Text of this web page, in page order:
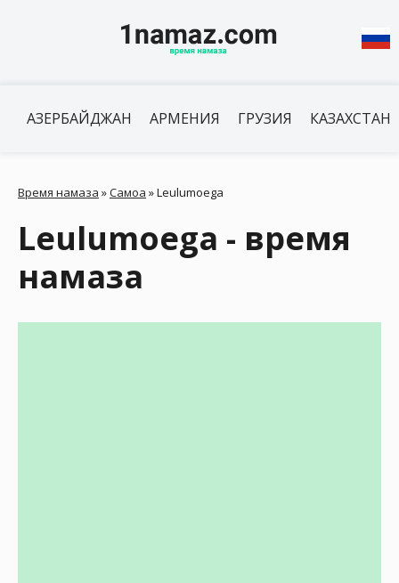
АЗЕРБАЙДЖАН АРМЕНИЯ ГРУЗИЯ КАЗАХСТАН
Время намаза »Самоа »Leulumoega
Leulumoega - время
намаза